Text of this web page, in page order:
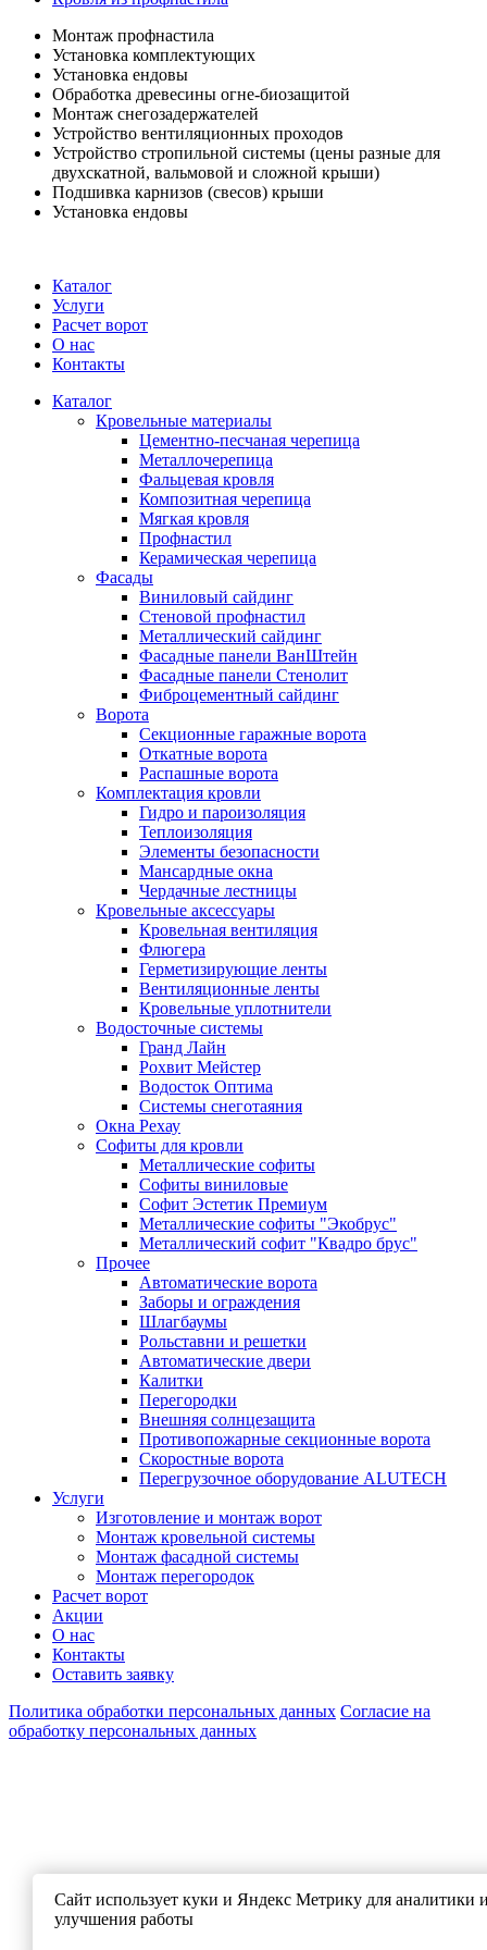
Монтаж профнастила
Установка комплектующих
Установка ендовы
Обработка древесины огне-биозащитой
Монтаж снегозадержателей
Устройство вентиляционных проходов
Устройство стропильной системы (цены разные для
двухскатной, вальмовой и сложной крыши)
Подшивка карнизов (свесов) крыши
Установка ендовы
Каталог
Услуги
Расчет ворот
О нас
Контакты
Каталог
Кровельные материалы
Цементно-песчаная черепица
Металлочерепица
Фальцевая кровля
Композитная черепица
Мягкая кровля
Профнастил
Керамическая черепица
Фасады
Виниловый сайдинг
Стеновой профнастил
Металлический сайдинг
Фасадные панели ВанШтейн
Фасадные панели Стенолит
Фиброцементный сайдинг
Ворота
Секционные гаражные ворота
Откатные ворота
Распашные ворота
Комплектация кровли
Гидро и пароизоляция
Теплоизоляция
Элементы безопасности
Мансардные окна
Чердачные лестницы
Кровельные аксессуары
Кровельная вентиляция
Флюгера
Герметизирующие ленты
Вентиляционные ленты
Кровельные уплотнители
Водосточные системы
Гранд Лайн
Рохвит Мейстер
Водосток Оптима
Системы снеготаяния
Окна Рехау
Софиты для кровли
Металлические софиты
Софиты виниловые
Софит Эстетик Премиум
Металлические софиты "Экобрус"
Металлический софит "Квадро брус"
Прочее
Автоматические ворота
Заборы и ограждения
Шлагбаумы
Рольставни и решетки
Автоматические двери
Калитки
Перегородки
Внешняя солнцезащита
Противопожарные секционные ворота
Скоростные ворота
Перегрузочное оборудование ALUTECH
Услуги
Изготовление и монтаж ворот
Монтаж кровельной системы
Монтаж фасадной системы
Монтаж перегородок
Расчет ворот
Акции
О нас
Контакты
Оставить заявку
Сайт использует куки и Яндекс Метрику для аналитики
улучшения работы
Политика обработки персональных данных Согласие на
обработку персональных данных